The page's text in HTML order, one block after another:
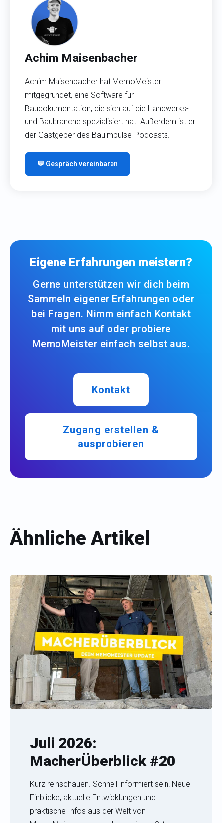
Achim Maisenbacher
Achim Maisenbacher hat MemoMeister
mitgegründet, eine Software für
Baudokumentation, die sich auf die Handwerks-
und Baubranche spezialisiert hat. Außerdem ist er
der Gastgeber des Bauimpulse-Podcasts.
💬 Gespräch vereinbaren
Eigene Erfahrungen meistern?
Gerne unterstützen wir dich beim
Sammeln eigener Erfahrungen oder
bei Fragen. Nimm einfach Kontakt
mit uns auf oder probiere
MemoMeister einfach selbst aus.
Kontakt
Zugang erstellen &
ausprobieren
Ähnliche Artikel
Juli 2026:
MacherÜberblick #20
Kurz reinschauen. Schnell informiert sein! Neue
Einblicke, aktuelle Entwicklungen und
praktische Infos aus der Welt von